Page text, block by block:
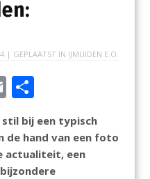
| GEPLAATST IN IJMUIDEN E.O.
E
m
ai
l
D
el
e
n
bij een typisch
de hand van een foto
actualiteit, een